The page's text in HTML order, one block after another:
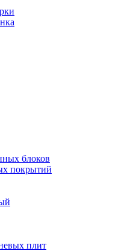
блоков
покрытий
плит